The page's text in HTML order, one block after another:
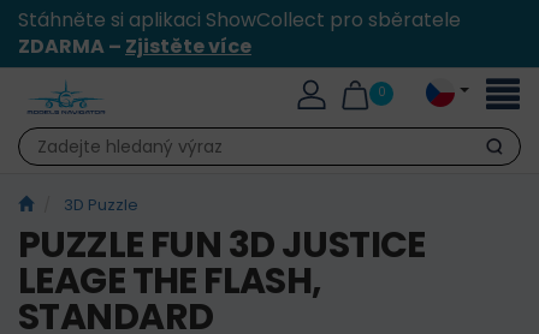
Stáhněte si aplikaci ShowCollect pro sběratele
ZDARMA – Zjistěte více
0
Hledat
3D Puzzle
PUZZLE FUN 3D JUSTICE
LEAGE THE FLASH,
STANDARD